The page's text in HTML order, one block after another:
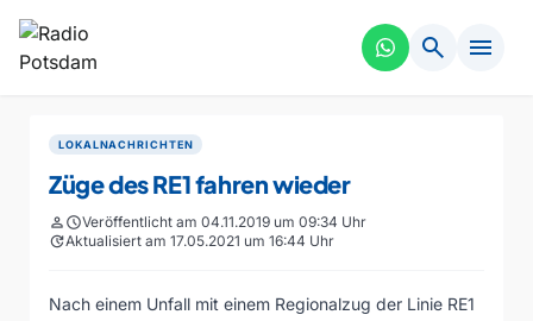
search menu
LOKALNACHRICHTEN
Züge des RE1 fahren wieder
personscheduleVeröffentlicht am 04.11.2019 um 09:34 Uhr
updateAktualisiert am 17.05.2021 um 16:44 Uhr
Nach einem Unfall mit einem Regionalzug der Linie RE1